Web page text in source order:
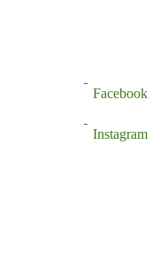
Facebook
Instagram